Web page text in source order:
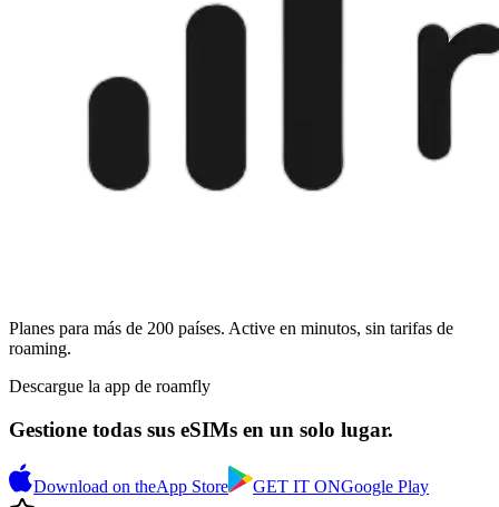
Planes para más de 200 países. Active en minutos, sin tarifas de
roaming.
Descargue la app de roamfly
Gestione todas sus eSIMs en un solo lugar.
Download on theApp Store GET IT ONGoogle Play